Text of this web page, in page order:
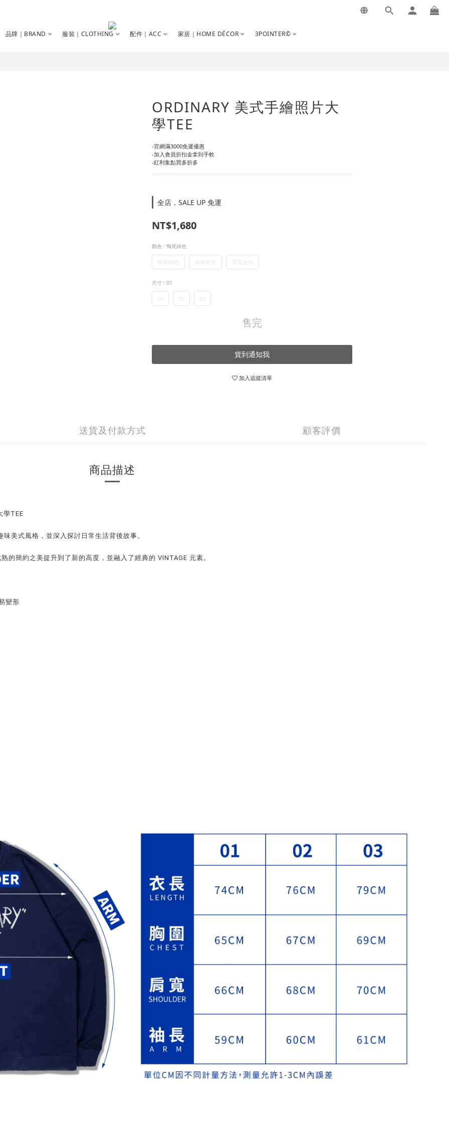
品牌｜BRAND 服裝｜CLOTHING 配件｜ACC 家居｜HOME DÉCOR 3POINTER©
ORDINARY 美式手繪照片大
學TEE
-官網滿3000免運優惠
-加入會員折扣金拿到手軟
-紅利集點買多折多
全店，SALE UP 免運
NT$1,680
顏色 : 鴨尾綠色
鴨尾綠色 海軍藍色 雪花灰色
尺寸 : 01
01 02 03
售完
貨到通知我
加入追蹤清單
送貨及付款方式 顧客評價
商品描述
學TEE
美式風格，並深入探討日常生活背後故事。
的簡約之美提升到了新的高度，並融入了經典的 VINTAGE 元素。
變形